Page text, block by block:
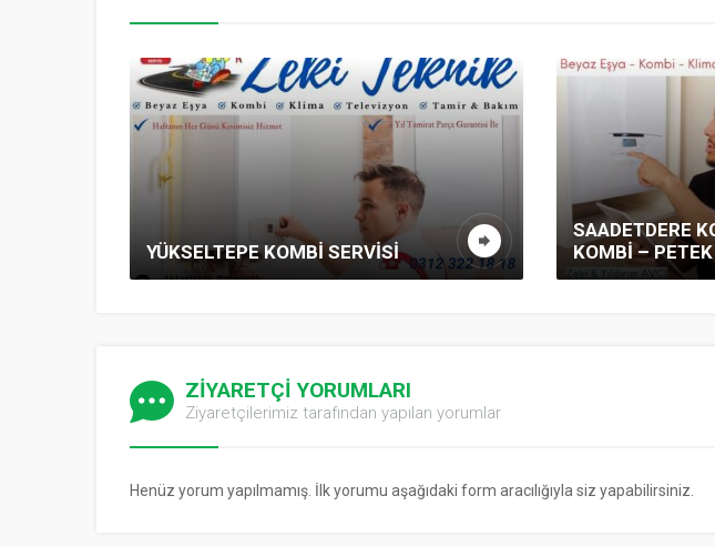
KOMBI SERVISI
SAADETDERE KOMBI SERVISI |
KOMBI – PETEK TEMIZLEME
ZİYARETÇİ YORUMLARI
Ziyaretçilerimiz tarafından yapılan yorumlar
Henüz yorum yapılmamış. İlk yorumu aşağıdaki form aracılığıyla siz yapabilirsiniz.